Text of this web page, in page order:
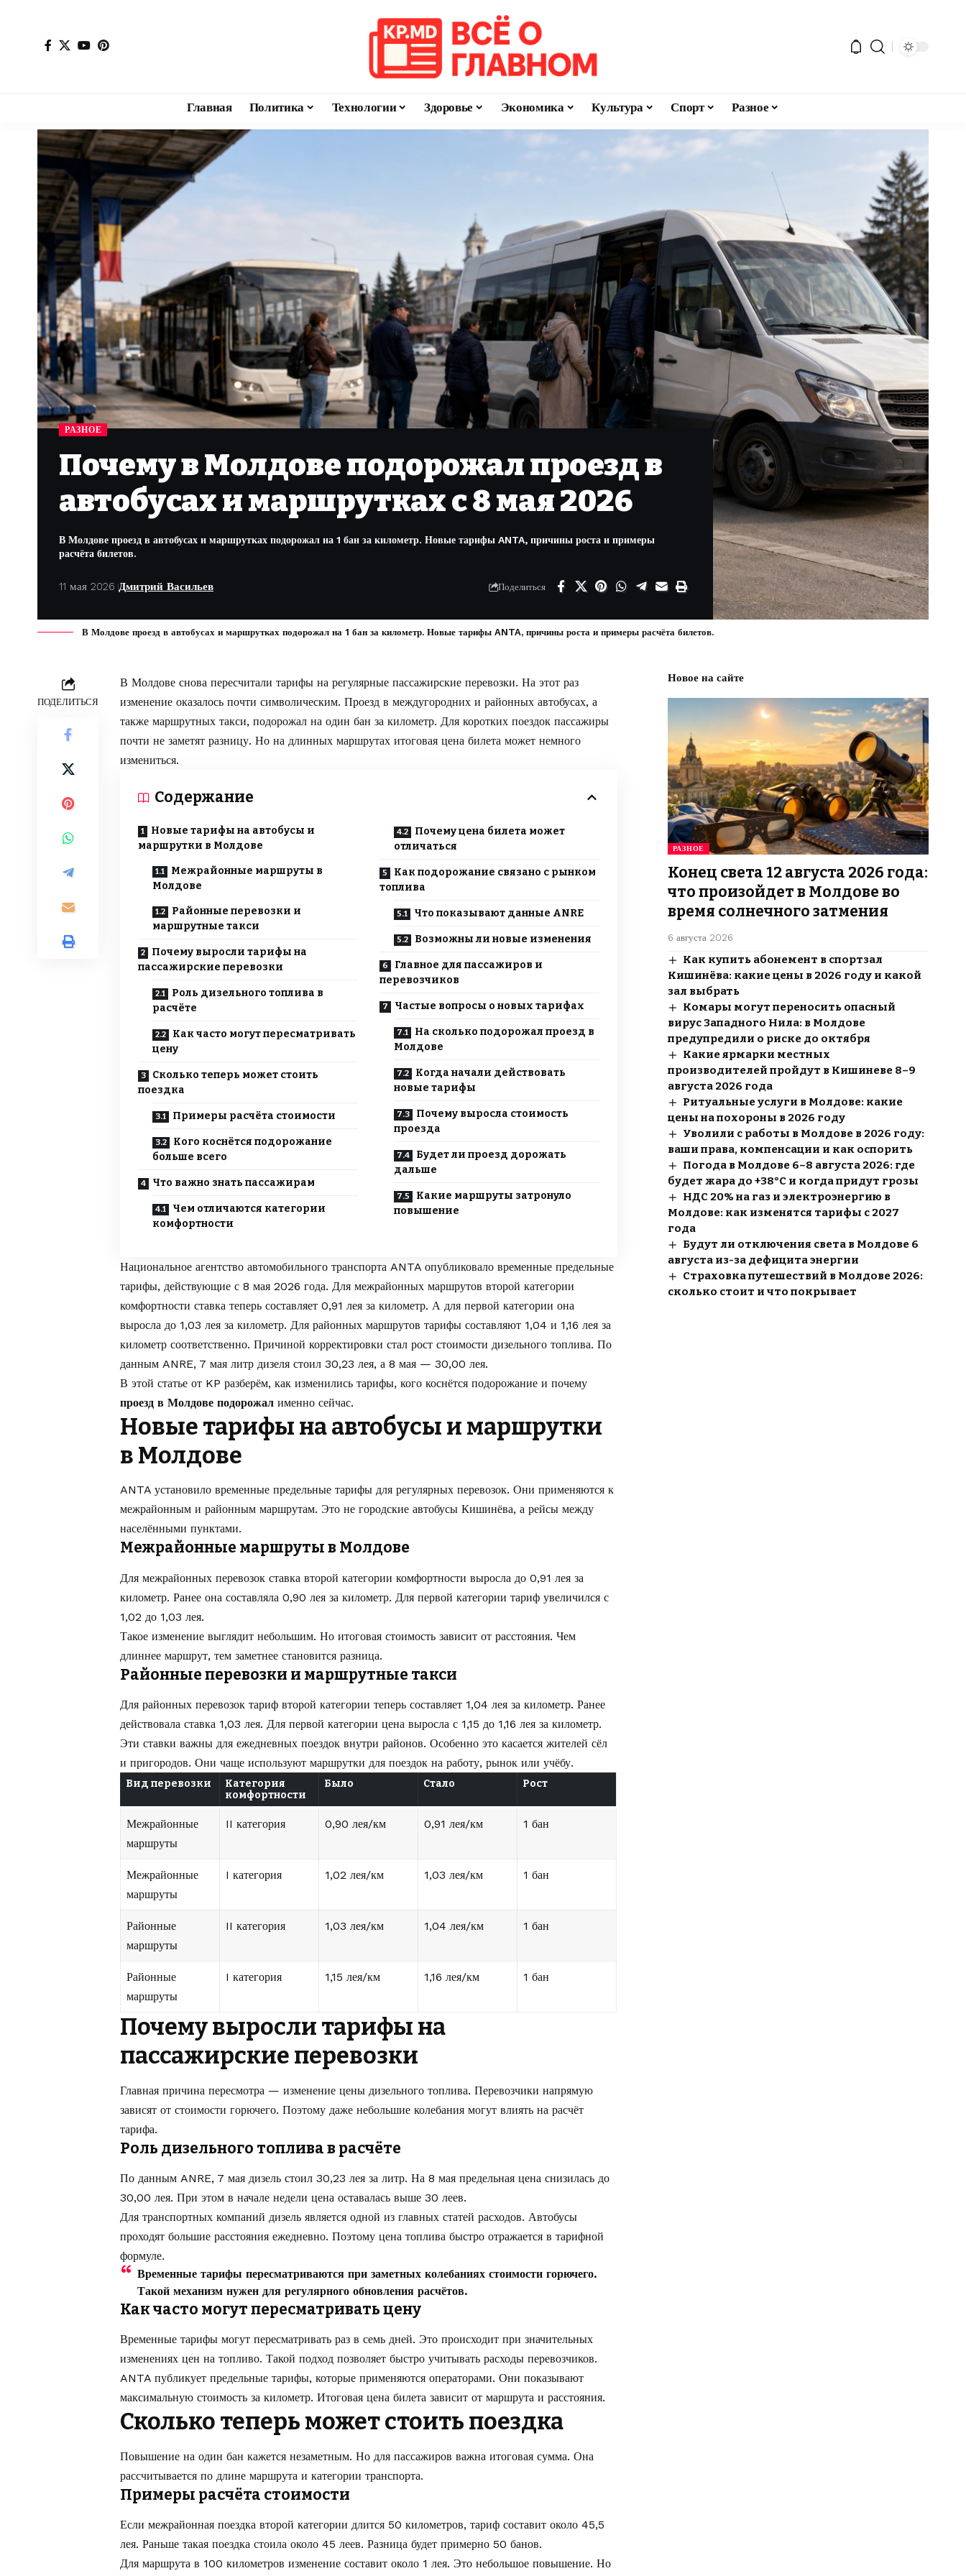
Главная Политика Технологии Здоровье Экономика Культура Спорт Разное
РАЗНОЕ
Почему в Молдове подорожал проезд в
автобусах и маршрутках с 8 мая 2026
В Молдове проезд в автобусах и маршрутках подорожал на 1 бан за километр. Новые тарифы ANTA, причины роста и примеры
расчёта билетов.
11 мая 2026 Дмитрий Васильев Поделиться
В Молдове проезд в автобусах и маршрутках подорожал на 1 бан за километр. Новые тарифы ANTA, причины роста и примеры расчёта билетов.
ПОДЕЛИТЬСЯ
В Молдове снова пересчитали тарифы на регулярные пассажирские перевозки. На этот раз
изменение оказалось почти символическим. Проезд в междугородних и районных автобусах, а
также маршрутных такси, подорожал на один бан за километр. Для коротких поездок пассажиры
почти не заметят разницу. Но на длинных маршрутах итоговая цена билета может немного
измениться.
Содержание
Новые тарифы на автобусы и
маршрутки в Молдове
Межрайонные маршруты в
Молдове
Районные перевозки и
маршрутные такси
Почему выросли тарифы на
пассажирские перевозки
Роль дизельного топлива в
расчёте
Как часто могут пересматривать
цену
Сколько теперь может стоить
поездка
Примеры расчёта стоимости
Кого коснётся подорожание
больше всего
Что важно знать пассажирам
Чем отличаются категории
комфортности
Почему цена билета может
отличаться
Как подорожание связано с рынком
топлива
Что показывают данные ANRE
Возможны ли новые изменения
Главное для пассажиров и
перевозчиков
Частые вопросы о новых тарифах
На сколько подорожал проезд в
Молдове
Когда начали действовать
новые тарифы
Почему выросла стоимость
проезда
Будет ли проезд дорожать
дальше
Какие маршруты затронуло
повышение
Национальное агентство автомобильного транспорта ANTA опубликовало временные предельные
тарифы, действующие с 8 мая 2026 года. Для межрайонных маршрутов второй категории
комфортности ставка теперь составляет 0,91 лея за километр. А для первой категории она
выросла до 1,03 лея за километр. Для районных маршрутов тарифы составляют 1,04 и 1,16 лея за
километр соответственно. Причиной корректировки стал рост стоимости дизельного топлива. По
данным ANRE, 7 мая литр дизеля стоил 30,23 лея, а 8 мая — 30,00 лея.
В этой статье от KP разберём, как изменились тарифы, кого коснётся подорожание и почему
проезд в Молдове подорожал именно сейчас.
Новые тарифы на автобусы и маршрутки
в Молдове
ANTA установило временные предельные тарифы для регулярных перевозок. Они применяются к
межрайонным и районным маршрутам. Это не городские автобусы Кишинёва, а рейсы между
населёнными пунктами.
Межрайонные маршруты в Молдове
Для межрайонных перевозок ставка второй категории комфортности выросла до 0,91 лея за
километр. Ранее она составляла 0,90 лея за километр. Для первой категории тариф увеличился с
1,02 до 1,03 лея.
Такое изменение выглядит небольшим. Но итоговая стоимость зависит от расстояния. Чем
длиннее маршрут, тем заметнее становится разница.
Районные перевозки и маршрутные такси
Для районных перевозок тариф второй категории теперь составляет 1,04 лея за километр. Ранее
действовала ставка 1,03 лея. Для первой категории цена выросла с 1,15 до 1,16 лея за километр.
Эти ставки важны для ежедневных поездок внутри районов. Особенно это касается жителей сёл
и пригородов. Они чаще используют маршрутки для поездок на работу, рынок или учёбу.
Вид перевозки
Категория
комфортности
Было Стало Рост
Межрайонные
маршруты
II категория 0,90 лея/км 0,91 лея/км 1 бан
Межрайонные
маршруты
I категория 1,02 лея/км 1,03 лея/км 1 бан
Районные
маршруты
II категория 1,03 лея/км 1,04 лея/км 1 бан
Районные
маршруты
I категория 1,15 лея/км 1,16 лея/км 1 бан
Почему выросли тарифы на
пассажирские перевозки
Главная причина пересмотра — изменение цены дизельного топлива. Перевозчики напрямую
зависят от стоимости горючего. Поэтому даже небольшие колебания могут влиять на расчёт
тарифа.
Роль дизельного топлива в расчёте
По данным ANRE, 7 мая дизель стоил 30,23 лея за литр. На 8 мая предельная цена снизилась до
30,00 лея. При этом в начале недели цена оставалась выше 30 леев.
Для транспортных компаний дизель является одной из главных статей расходов. Автобусы
проходят большие расстояния ежедневно. Поэтому цена топлива быстро отражается в тарифной
формуле.
Временные тарифы пересматриваются при заметных колебаниях стоимости горючего.
Такой механизм нужен для регулярного обновления расчётов.
Как часто могут пересматривать цену
Временные тарифы могут пересматривать раз в семь дней. Это происходит при значительных
изменениях цен на топливо. Такой подход позволяет быстро учитывать расходы перевозчиков.
ANTA публикует предельные тарифы, которые применяются операторами. Они показывают
максимальную стоимость за километр. Итоговая цена билета зависит от маршрута и расстояния.
Сколько теперь может стоить поездка
Повышение на один бан кажется незаметным. Но для пассажиров важна итоговая сумма. Она
рассчитывается по длине маршрута и категории транспорта.
Примеры расчёта стоимости
Если межрайонная поездка второй категории длится 50 километров, тариф составит около 45,5
лея. Раньше такая поездка стоила около 45 леев. Разница будет примерно 50 банов.
Для маршрута в 100 километров изменение составит около 1 лея. Это небольшое повышение. Но
Новое на сайте
РАЗНОЕ
Конец света 12 августа 2026 года:
что произойдет в Молдове во
время солнечного затмения
6 августа 2026
Как купить абонемент в спортзал
Кишинёва: какие цены в 2026 году и какой
зал выбрать
Комары могут переносить опасный
вирус Западного Нила: в Молдове
предупредили о риске до октября
Какие ярмарки местных
производителей пройдут в Кишиневе 8–9
августа 2026 года
Ритуальные услуги в Молдове: какие
цены на похороны в 2026 году
Уволили с работы в Молдове в 2026 году:
ваши права, компенсации и как оспорить
Погода в Молдове 6–8 августа 2026: где
будет жара до +38°C и когда придут грозы
НДС 20% на газ и электроэнергию в
Молдове: как изменятся тарифы с 2027
года
Будут ли отключения света в Молдове 6
августа из-за дефицита энергии
Страховка путешествий в Молдове 2026:
сколько стоит и что покрывает